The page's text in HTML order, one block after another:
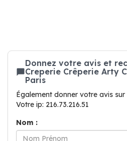
Donnez votre avis et
Creperie Crêperie Arty
Paris
Également donner votre avis
Votre ip: 216.73.216.51
Nom :